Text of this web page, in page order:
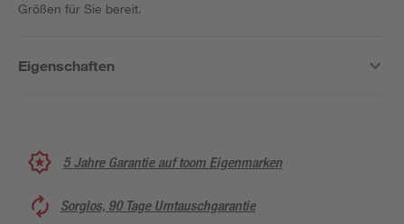
Größen für Sie bereit.
Eigenschaften
5 Jahre Garantie auf toom Eigenmarken
Sorglos, 90 Tage Umtauschgarantie